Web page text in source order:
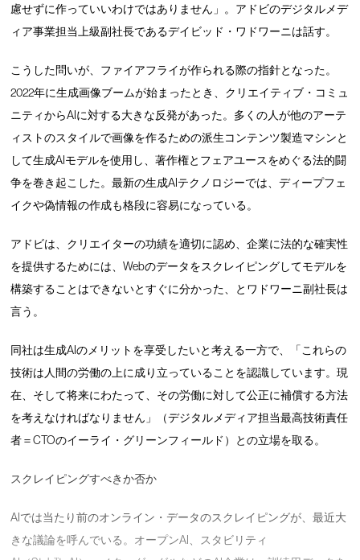
慮せずに作っていいわけではありません」。アドビのデジタルメデ
ィア事業担当上級副社長であるデイビッド・ワドワーニは話す。
こうした問いが、ファイアフライが作られる際の指針となった。
2022年に生成画像ブームが始まったとき、クリエイティブ・コミュ
ニティからAIに対する大きな反発があった。多くの人が他のアーテ
ィストのスタイルで画像を作るための派生コンテンツ製造マシンと
して生成AIモデルを使用し、著作権とフェアユースをめぐる法的闘
争を巻き起こした。最新の生成AIテクノロジーでは、ディープフェ
イクや偽情報の作成も格段に容易になっている。
アドビは、クリエイターの功績を適切に認め、企業に法的な確実性
を提供するためには、Webのデータをスクレイピングしてモデルを
構築することはできないとすぐに分かった、とワドワーニ副社長は
言う。
同社は生成AIのメリットを享受したいと考える一方で、「これらの
技術は人間の労働の上に成り立っていることを認識しています。現
在、そして将来にわたって、その労働に対して公正に補償する方法
を考えなければなりません」（デジタルメディア担当最高技術責任
者＝CTOのイーライ・グリーンフィールド）との立場を取る。
スクレイピングすべきか否か
AIでは当たり前のオンライン・データのスクレイピングが、最近大
きな議論を呼んでいる。オープンAI、スタビリティ